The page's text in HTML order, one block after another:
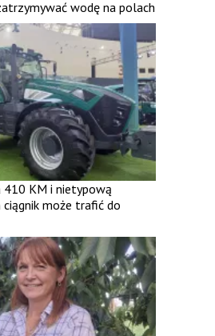
wodę na polach
KM i nietypową
ciągnik może trafić do